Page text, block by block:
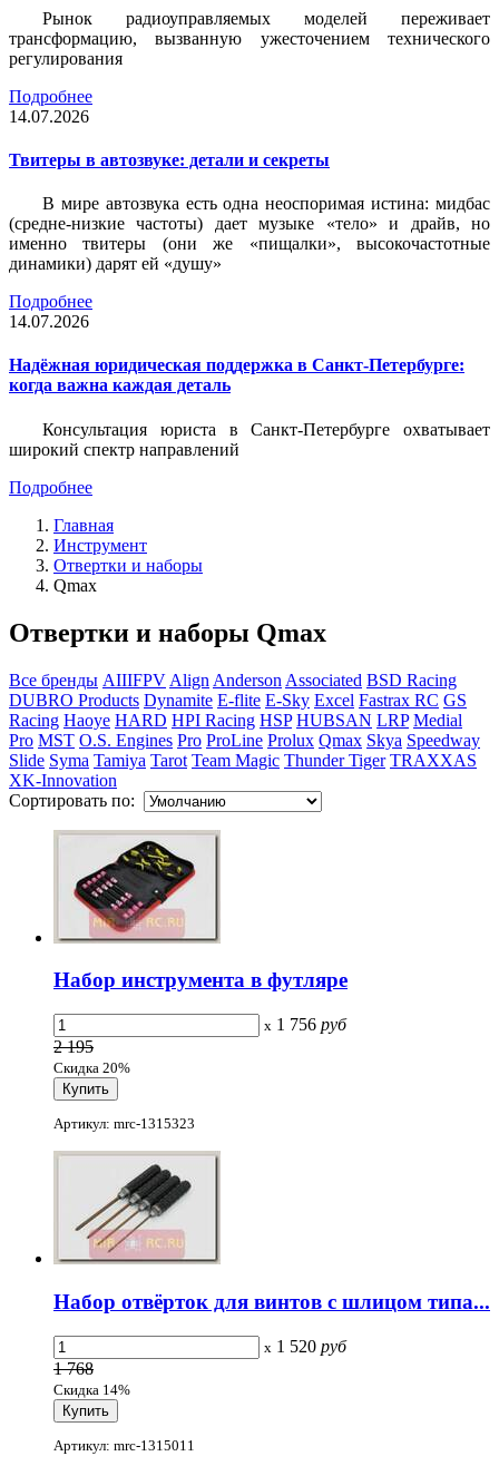
Рынок радиоуправляемых моделей переживает
трансформацию, вызванную ужесточением технического
регулирования
Подробнее
14.07.2026
Твитеры в автозвуке: детали и секреты
В мире автозвука есть одна неоспоримая истина: мидбас
(средне-низкие частоты) дает музыке «тело» и драйв, но
именно твитеры (они же «пищалки», высокочастотные
динамики) дарят ей «душу»
Подробнее
14.07.2026
Надёжная юридическая поддержка в Санкт-Петербурге:
когда важна каждая деталь
Консультация юриста в Санкт-Петербурге охватывает
широкий спектр направлений
Подробнее
Главная
Инструмент
Отвертки и наборы
Qmax
Отвертки и наборы Qmax
Все бренды AIIIFPV Align Anderson Associated BSD Racing
DUBRO Products Dynamite E-flite E-Sky Excel Fastrax RC GS
Racing Haoye HARD HPI Racing HSP HUBSAN LRP Medial
Pro MST O.S. Engines Pro ProLine Prolux Qmax Skya Speedway
Slide Syma Tamiya Tarot Team Magic Thunder Tiger TRAXXAS
XK-Innovation
Сортировать по:
Набор инструмента в футляре
x 1 756 руб
2 195
Скидка 20%
Артикул: mrc-1315323
Набор отвёрток для винтов с шлицом типа...
x 1 520 руб
1 768
Скидка 14%
Артикул: mrc-1315011